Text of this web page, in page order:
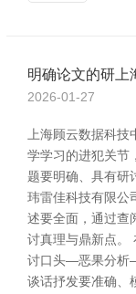
明确论文的研上
2026-01-27
上海顾云数据科
学学习的进犯关节
题要明确、具有研
玮雷佳科技有限公
述要全面，通过查
讨真理与鼎新点
讨口头—恶果分析
谈话抒发要准确、